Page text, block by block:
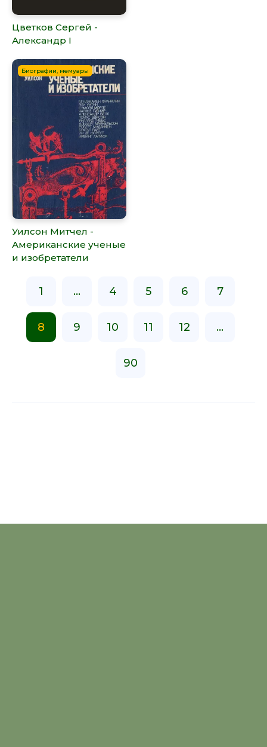
Цветков Сергей -
Александр I
Биографии, мемуары
Уилсон Митчел -
Американские ученые
и изобретатели
1 ... 4 5 6 7
8 9 10 11 12 ...
90